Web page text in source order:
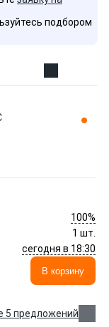
подбором
100%
1 шт.
сегодня в 18:30
В корзину
5 предложений